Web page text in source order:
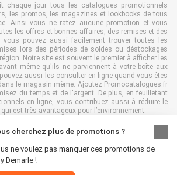
cherchez plus de promotions ?
ne voulez pas manquer ces promotions de
Demarle !
chaque jour tous les catalogues promotionnels
les promos, les magazines et lookbooks de tous
Ainsi vous ne ratez aucune promotion et vous
les offres et bonnes affaires, des remises et des
pouvez aussi facilement trouver toutes les
lors des périodes de soldes ou déstockages
Notre site est souvent le premier à afficher les
même qu'ils ne parviennent à votre boîte aux
aussi les consulter en ligne quand vous êtes
le magasin même. Ajoutez Promocatalogues.fr
du temps et de l'argent. De plus, en feuilletant
en ligne, vous contribuez aussi à réduire le
est très avantageux pour l’environnement.
copie : Promocatalogues.fr 2026 |